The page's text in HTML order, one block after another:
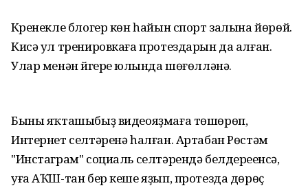
Күренекле блогер көн һайын спорт залына йөрөй.
Кисә ул тренировкаға протездарын да алған.
Улар менән йүгереү юлында шөғөлләнә.
Быны яҡташыбыҙ видеояҙмаға төшөрөп,
Интернет селтәренә һалған. Артабан Рөстәм
"Инстаграм" социаль селтәрендә белдереүенсә,
уға АҠШ-тан бер кеше яҙып, протезда дөрөҫ